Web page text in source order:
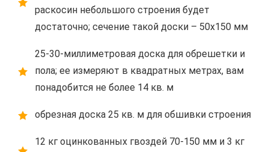
раскосин небольшого строения будет
достаточно; сечение такой доски – 50х150 мм
25-30-миллиметровая доска для обрешетки и
пола; ее измеряют в квадратных метрах, вам
понадобится не более 14 кв. м
обрезная доска 25 кв. м для обшивки строения
12 кг оцинкованных гвоздей 70-150 мм и 3 кг